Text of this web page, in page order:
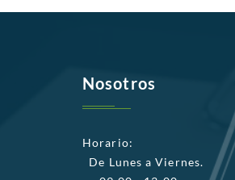
Nosotros
Horario:
De Lunes a Viernes.